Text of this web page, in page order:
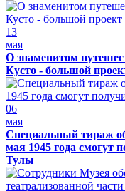
13
мая
О знаменитом
Кусто - большой
06
мая
Специальный тираж
мая 1945 года смогут
Тулы